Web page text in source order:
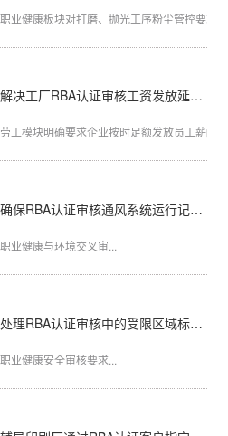
业健康板块对打磨、抛光工序粉尘管控要求
深圳创思维企业解决工厂RBA认证审核工资发放延迟问题
工模块明确要求企业按时足额发放员工薪酬
深圳创思维企业确保RBA认证审核通风系统运行记录完整
业健康与环境交叉审...
深圳创思维企业处理RBA认证审核中的受限区域标识不清
业健康安全审核要求...